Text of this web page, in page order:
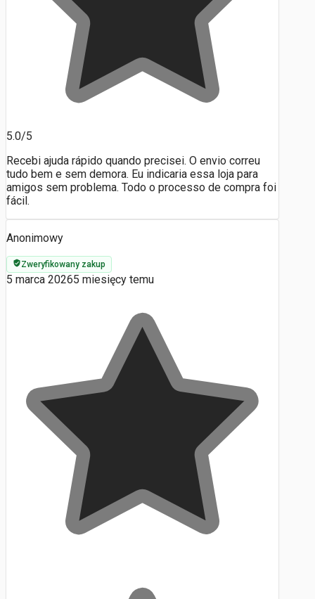
5.0/5
Recebi ajuda rápido quando precisei. O envio correu
tudo bem e sem demora. Eu indicaria essa loja para
amigos sem problema. Todo o processo de compra foi
fácil.
Anonimowy
Zweryfikowany zakup
5 marca 20265 miesięcy temu